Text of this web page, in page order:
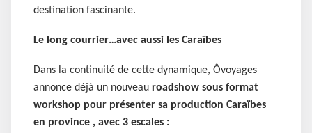
destination fascinante.
Le long courrier…avec aussi les Caraïbes
Dans la continuité de cette dynamique, Ôvoyages
annonce déjà un nouveau roadshow sous format
workshop pour présenter sa production Caraïbes
en province , avec 3 escales :